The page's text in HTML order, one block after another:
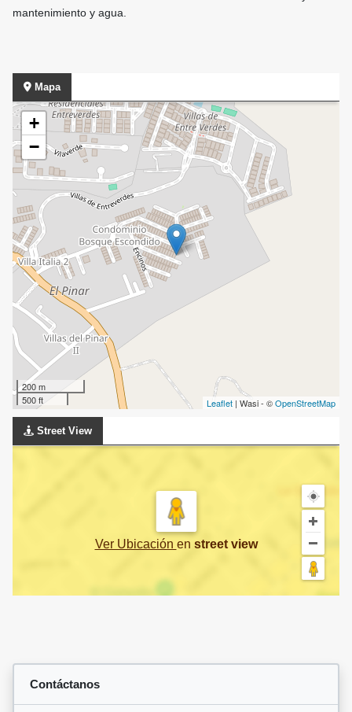
mantenimiento y agua.
Mapa
+
−
200 m
500 ft
Leaflet | Wasi - ©OpenStreetMap
Street View
Ver Ubicación en street view
Contáctanos